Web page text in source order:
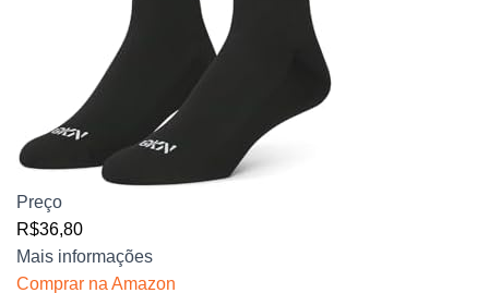
Preço
R$36,80
Mais informações
Comprar na Amazon